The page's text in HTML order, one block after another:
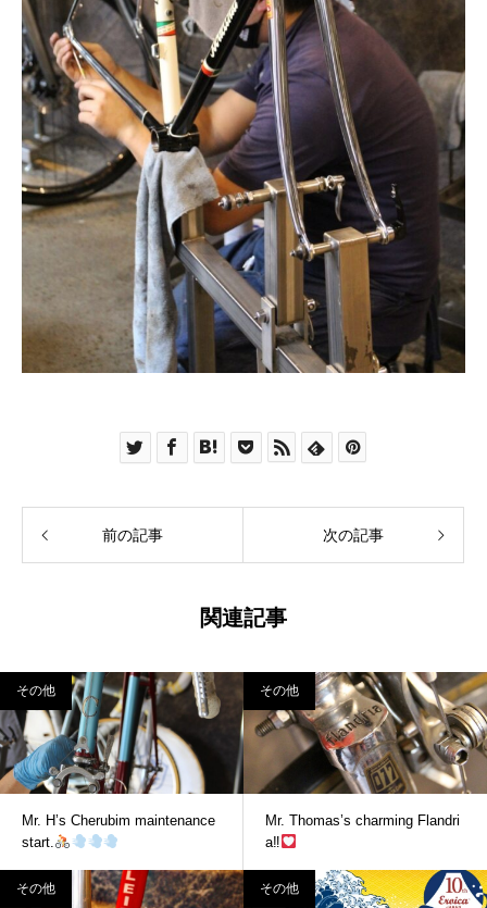
前の記事 次の記事
関連記事
その他
Mr. H’s Cherubim maintenance
start.
その他
Mr. Thomas’s charming Flandri
a‼
その他 その他